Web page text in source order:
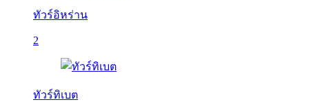
ทัวร์อิหร่าน
2
ทัวร์ทิเบต